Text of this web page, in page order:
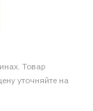
Товар
уточняйте на